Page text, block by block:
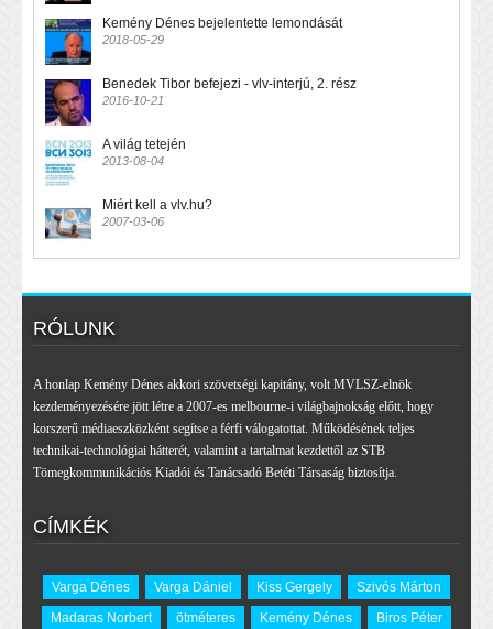
Kemény Dénes bejelentette lemondását
2018-05-29
Benedek Tibor befejezi - vlv-interjú, 2. rész
2016-10-21
A világ tetején
2013-08-04
Miért kell a vlv.hu?
2007-03-06
RÓLUNK
A honlap Kemény Dénes akkori szövetségi kapitány, volt MVLSZ-elnök
kezdeményezésére jött létre a 2007-es melbourne-i világbajnokság előtt, hogy
korszerű médiaeszközként segítse a férfi válogatottat. Működésének teljes
technikai-technológiai hátterét, valamint a tartalmat kezdettől az STB
Tömegkommunikációs Kiadói és Tanácsadó Betéti Társaság biztosítja.
CÍMKÉK
Varga Dénes Varga Dániel Kiss Gergely
Szivós Márton
Madaras Norbert
ötméteres Kemény Dénes Biros Péter